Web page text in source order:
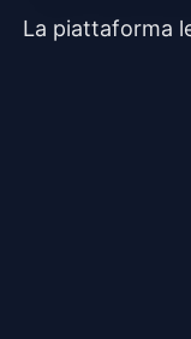
La piattaforma